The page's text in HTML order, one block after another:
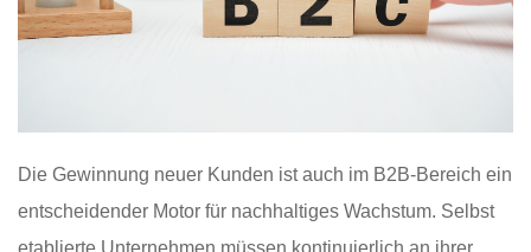
Die Gewinnung neuer Kunden ist auch im B2B-Bereich ein
entscheidender Motor für nachhaltiges Wachstum. Selbst
etablierte Unternehmen müssen kontinuierlich an ihrer